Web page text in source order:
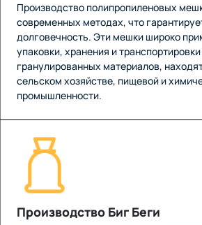
Производство полипропиленовых
современных методах, что
долговечность. Эти мешки широко
упаковки, хранения и
гранулированных материалов,
сельском хозяйстве, пищевой и
промышленности.
Производство Биг Беги